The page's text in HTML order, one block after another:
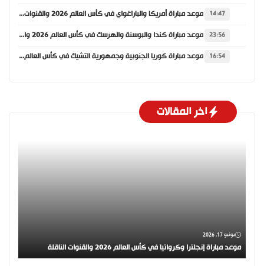
14:47 موعد مباراة أمريكا والباراغواي في كأس العالم 2026 والقنوات الناقلة
23:56 موعد مباراة كندا والبوسنة والهرسك في كأس العالم 2026 والقنوات الناقلة
16:54 موعد مباراة كوريا الجنوبية وجمهورية التشيك في كأس العالم 2026 والقنوات الناقلة
اخر المقالات
يونيو 17, 2026
موعد مباراة إنجلترا وكرواتيا في كأس العالم 2026 والقنوات الناقلة